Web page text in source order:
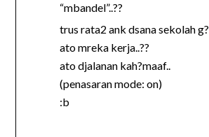
“mbandel”..??
trus rata2 ank dsana sekolah g?
ato mreka kerja..??
ato djalanan kah?maaf..
(penasaran mode: on)
:b